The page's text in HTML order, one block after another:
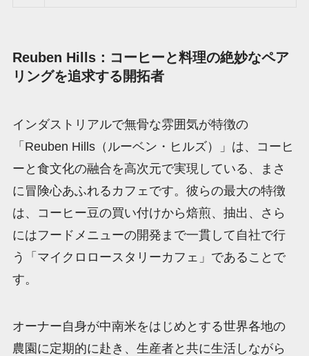
Reuben Hills：コーヒーと料理の絶妙なペア
リングを追求する開拓者
インダストリアルで無骨な雰囲気が特徴の
「Reuben Hills（ルーベン・ヒルズ）」は、コーヒ
ーと食文化の融合を高次元で実現している、まさ
に冒険心あふれるカフェです。彼らの最大の特徴
は、コーヒー豆の買い付けから焙煎、抽出、さら
にはフードメニューの開発まで一貫して自社で行
う「マイクロロースタリーカフェ」であることで
す。
オーナー自身が中南米をはじめとする世界各地の
農園に定期的に赴き、生産者と共に生活しながら